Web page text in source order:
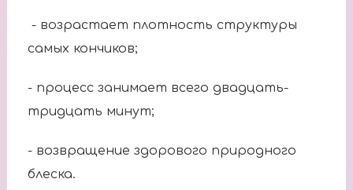
- возрастает плотность структуры
самых кончиков;
- процесс занимает всего двадцать-
тридцать минут;
- возвращение здорового природного
блеска.